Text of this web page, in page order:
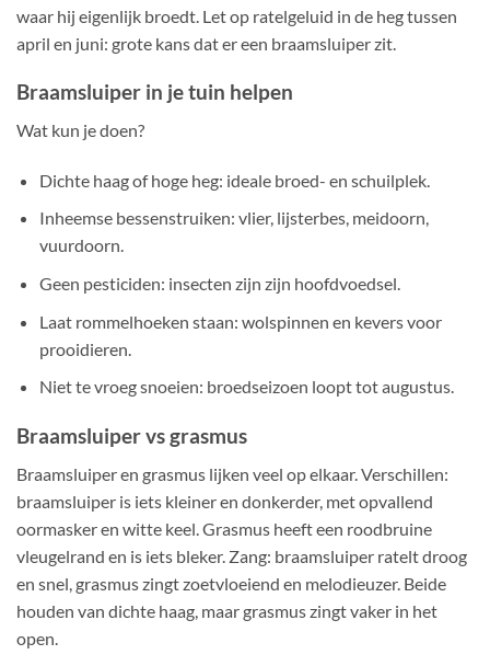
waar hij eigenlijk broedt. Let op ratelgeluid in de heg tussen
april en juni: grote kans dat er een braamsluiper zit.
Braamsluiper in je tuin helpen
Wat kun je doen?
Dichte haag of hoge heg: ideale broed- en schuilplek.
Inheemse bessenstruiken: vlier, lijsterbes, meidoorn,
vuurdoorn.
Geen pesticiden: insecten zijn zijn hoofdvoedsel.
Laat rommelhoeken staan: wolspinnen en kevers voor
prooidieren.
Niet te vroeg snoeien: broedseizoen loopt tot augustus.
Braamsluiper vs grasmus
Braamsluiper en grasmus lijken veel op elkaar. Verschillen:
braamsluiper is iets kleiner en donkerder, met opvallend
oormasker en witte keel. Grasmus heeft een roodbruine
vleugelrand en is iets bleker. Zang: braamsluiper ratelt droog
en snel, grasmus zingt zoetvloeiend en melodieuzer. Beide
houden van dichte haag, maar grasmus zingt vaker in het
open.